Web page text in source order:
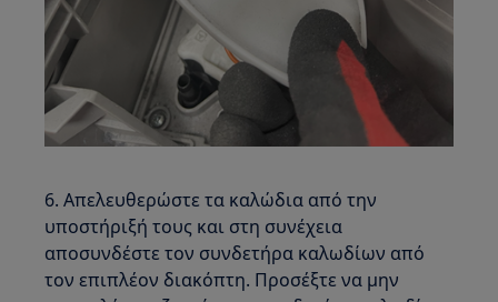
6. Απελευθερώστε τα καλώδια από την
υποστήριξή τους και στη συνέχεια
αποσυνδέστε τον συνδετήρα καλωδίων από
τον επιπλέον διακόπτη. Προσέξτε να μην